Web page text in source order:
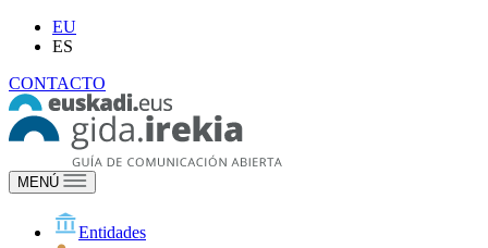
EU
ES
CONTACTO
MENÚ
Entidades